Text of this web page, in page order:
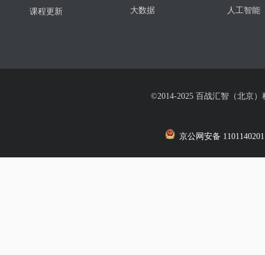
课程更新
大数据
人工智能
©2014-2025 百战汇智（北京
京公网安备